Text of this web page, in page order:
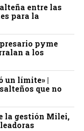
entre las
para la
pyme
a los
un límite» |
que no
la gestión Milei,